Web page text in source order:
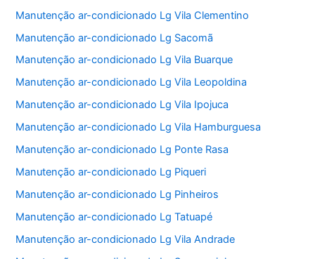
Manutenção ar-condicionado Lg Vila Clementino
Manutenção ar-condicionado Lg Sacomã
Manutenção ar-condicionado Lg Vila Buarque
Manutenção ar-condicionado Lg Vila Leopoldina
Manutenção ar-condicionado Lg Vila Ipojuca
Manutenção ar-condicionado Lg Vila Hamburguesa
Manutenção ar-condicionado Lg Ponte Rasa
Manutenção ar-condicionado Lg Piqueri
Manutenção ar-condicionado Lg Pinheiros
Manutenção ar-condicionado Lg Tatuapé
Manutenção ar-condicionado Lg Vila Andrade